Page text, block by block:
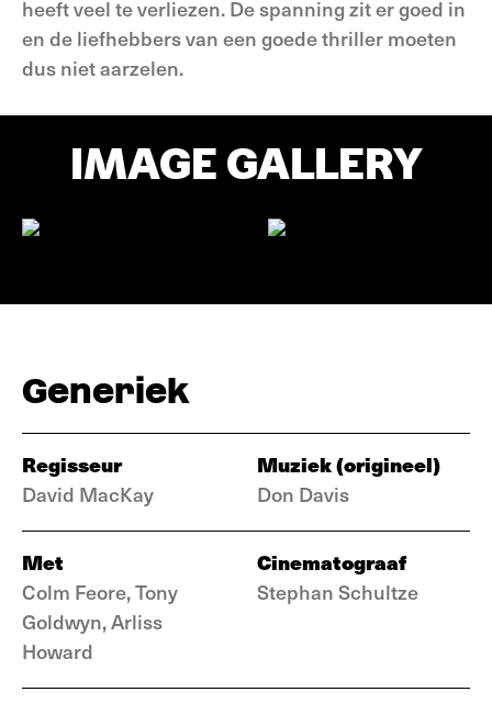
heeft veel te verliezen. De spanning zit er goed in
en de liefhebbers van een goede thriller moeten
dus niet aarzelen.
IMAGE GALLERY
Generiek
Regisseur
David MacKay
Muziek (origineel)
Don Davis
Met
Colm Feore, Tony
Goldwyn, Arliss
Howard
Cinematograaf
Stephan Schultze